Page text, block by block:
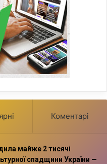
Коментарі
майже 2 тисячі
спадщини України —